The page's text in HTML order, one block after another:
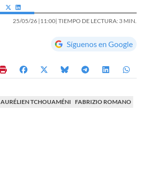
25/05/26 |11:00| TIEMPO DE LECTURA: 3 MIN.
Síguenos en Google
AURÉLIEN TCHOUAMÉNI
FABRIZIO ROMANO